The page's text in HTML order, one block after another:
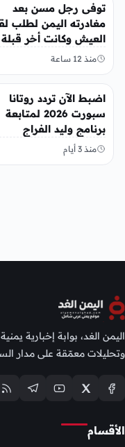
منوعات
توفى رجل مسن بعد
مغادرته اليمن لطلب
العيش وكانت أخر قبلة
يقدمها لإبنته
منذ 12 ساعة
منوعات
اضبط الآن تردد روتانا
سبورت 2026 لمتابعة
برنامج وليد الفراج
منذ 3 أيام
اليمن الغد، بوابة إخبارية
وتحليلات معمّقة على مدار
الأقسام